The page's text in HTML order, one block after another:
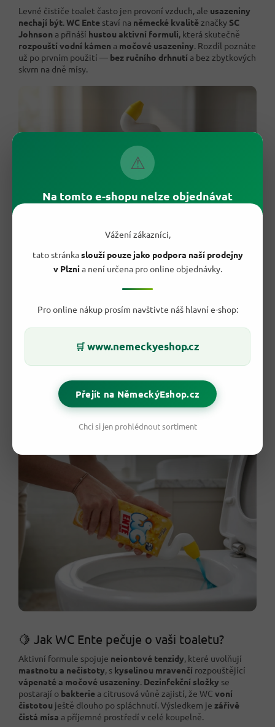
⚠
Na tomto e-shopu nelze objednávat
Vážení zákazníci,
tato stránkaslouží pouze jako podpora naší prodejny
v Plznia není určena pro online objednávky.
Pro online nákup prosím navštivte náš hlavní e-shop:
🛒 www.nemeckyeshop.cz
Přejít na NěmeckýEshop.cz
Chci si jen prohlédnout sortiment
Levné čističe toalet často jen provoní vzduch, ale usazeniny
nechají být.WC Ente staví na německé kvalitě značky SC
Johnson a přináší hustou aktivní formuli, která skutečně
rozpouští vodní kámen a močové usazeniny. Rozdíl poznáte
už po prvním použití — bez ručního drhnutí a bez zbytkových
skvrn na dně mísy.
✅ Proč si WC Ente 5v1 zamilujete?
Zahnuté kachní hrdlopro přesnou aplikaci pod okraj
Ničí bakteriea zajišťuje důkladnou hygienu WC
Svěží citronová vůněs dlouhotrvajícím účinkem
Hustý gel, který drží na stěnách a působí déle
Vydatné balení 750 mlvystačí na mnoho čištění
🍋 Jak WC Ente pečuje o vaši toaletu?
Aktivní formule spojuje neiontové tenzidy, které uvolňují
mastnotu a nečistoty, s kyselinou mravenčí rozpouštějící
vápenaté a močové usazeniny. Dezinfekční složky se
postarají o bakterie a citrusová vůně zajistí, že WC voní
čistotou ještě dlouho po spláchnutí. Výsledkem je zářivě
čistá mísa a příjemné prostředí v celé koupelně.